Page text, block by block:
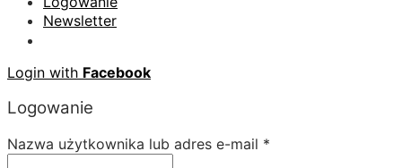
Newsletter
Login with Facebook
Logowanie
Nazwa użytkownika lub adres e-mail *